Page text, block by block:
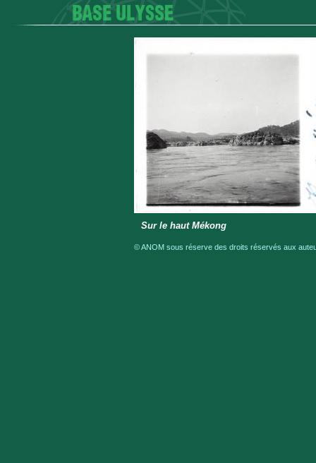
Sur le haut Mékong
© ANOM sous réserve des droits réservés aux